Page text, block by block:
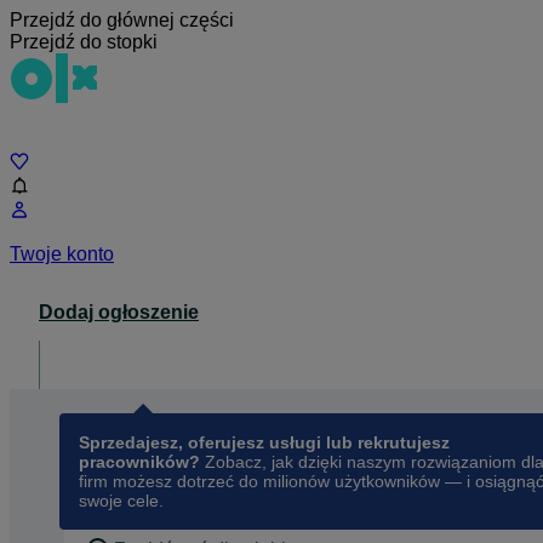
Przejdź do głównej części
Przejdź do stopki
Twoje konto
Dodaj ogłoszenie
Sprzedajesz, oferujesz usługi lub rekrutujesz
pracowników? Zobacz, jak dzięki naszym rozwiązaniom dla
firm możesz dotrzeć do milionów użytkowników — i osiągnąć
swoje cele.